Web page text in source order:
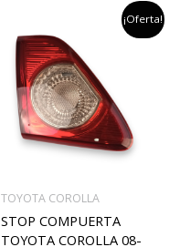
¡Oferta!
TOYOTA COROLLA
STOP COMPUERTA
TOYOTA COROLLA 08-
original
era:
$315,000.
el